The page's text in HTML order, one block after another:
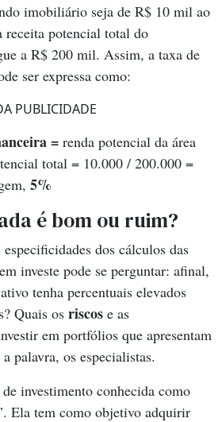
imobiliário seja de R$ 10 mil ao
receita potencial total do
a R$ 200 mil. Assim, a taxa de
ser expressa como:
PUBLICIDADE
= renda potencial da área
total = 10.000 / 200.000 =
5%
é bom ou ruim?
dos cálculos das
investe pode se perguntar: afinal,
tenha percentuais elevados
Quais os riscos e as
em portfólios que apresentam
palavra, os especialistas.
investimento conhecida como
Ela tem como objetivo adquirir